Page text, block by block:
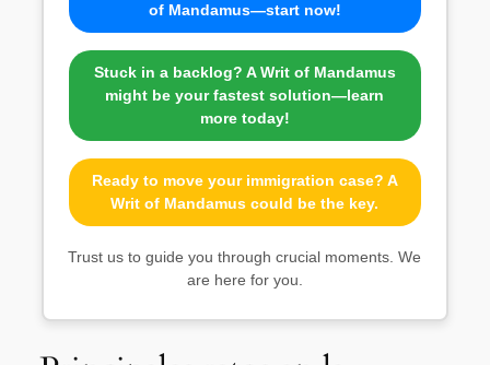
of Mandamus—start now!
Stuck in a backlog? A Writ of Mandamus
might be your fastest solution—learn
more today!
Ready to move your immigration case? A
Writ of Mandamus could be the key.
Trust us to guide you through crucial moments. We
are here for you.